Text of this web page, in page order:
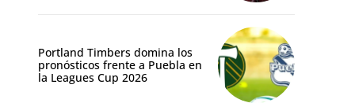
Portland Timbers domina los
pronósticos frente a Puebla en
la Leagues Cup 2026